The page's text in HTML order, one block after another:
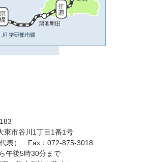
市谷川1丁目1番1号
表）
Fax：072-875-3018
午後5時30分まで